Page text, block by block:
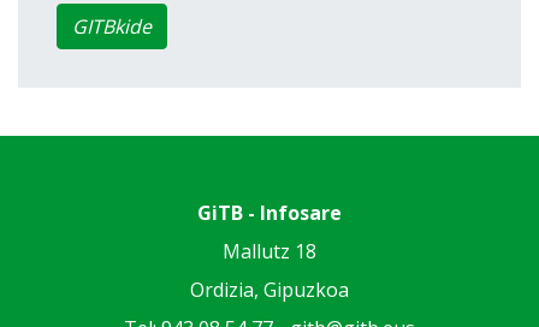
GITBkide
GiTB - Infosare
Mallutz 18
Ordizia, Gipuzkoa